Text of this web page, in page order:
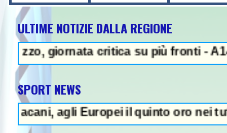
ULTIME NOTIZIE DALLA REGIONE
critica su più fronti - A14,
SPORT NEWS
Europei il quinto oro nei tuffi